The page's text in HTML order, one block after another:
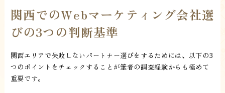
関西でのWebマーケティング会社選
びの3つの判断基準
関西エリアで失敗しないパートナー選びをするためには、以下の3
つのポイントをチェックすることが筆者の調査経験からも極めて
重要です。